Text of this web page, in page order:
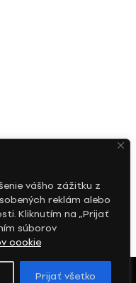
vášho zážitku z
reklám alebo
Kliknutím na „Prijať
súborov
cookie
Prijať všetko